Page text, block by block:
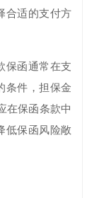
合适的支付方
保函通常在支
条件，担保金
在保函条款中
低保函风险敞